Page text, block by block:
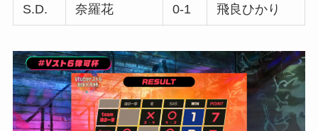
S.D. 奈羅花 0-1 飛良ひかり